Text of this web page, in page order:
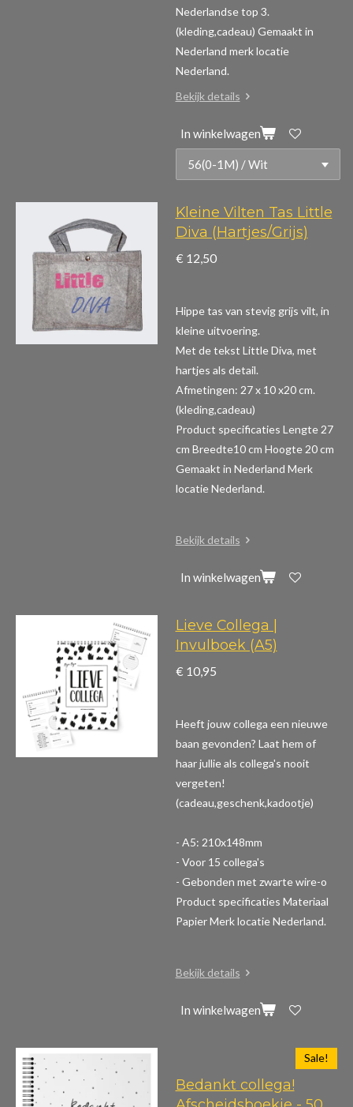
Nederlandse top 3.
(kleding,cadeau) Gemaakt in
Nederland merk locatie
Nederland.
Bekijk details
In winkelwagen
Kleine Vilten Tas Little
Diva (Hartjes/Grijs)
€ 12,50
Hippe tas van stevig grijs vilt, in
kleine uitvoering.
Met de tekst Little Diva, met
hartjes als detail.
Afmetingen: 27 x 10 x20 cm.
(kleding,cadeau)
Product specificaties Lengte 27
cm Breedte10 cm Hoogte 20 cm
Gemaakt in Nederland Merk
locatie Nederland.
Bekijk details
In winkelwagen
Lieve Collega |
Invulboek (A5)
€ 10,95
Heeft jouw collega een nieuwe
baan gevonden? Laat hem of
haar jullie als collega's nooit
vergeten!
(cadeau,geschenk,kadootje)
- A5: 210x148mm
- Voor 15 collega's
- Gebonden met zwarte wire-o
Product specificaties Materiaal
Papier Merk locatie Nederland.
Bekijk details
In winkelwagen
Sale!
Bedankt collega!